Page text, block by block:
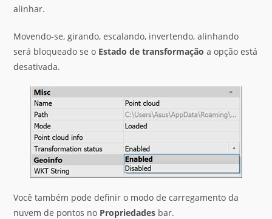
alinhar.
Movendo-se, girando, escalando, invertendo, alinhando
será bloqueado se o Estado de transformação a opção está
desativada.
Você também pode definir o modo de carregamento da
nuvem de pontos no Propriedades bar.